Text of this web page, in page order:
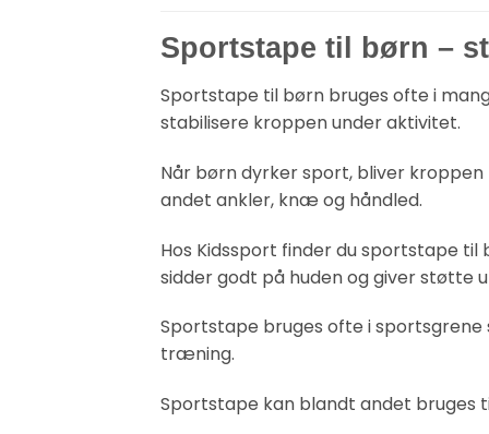
Sportstape til børn –
Sportstape til børn bruges ofte i
stabilisere kroppen under aktivitet.
Når børn dyrker sport, bliver
andet ankler, knæ og håndled.
Hos Kidssport finder du sportstape
sidder godt på huden og giver støtte
Sportstape bruges ofte i
træning.
Sportstape kan blandt andet bruges